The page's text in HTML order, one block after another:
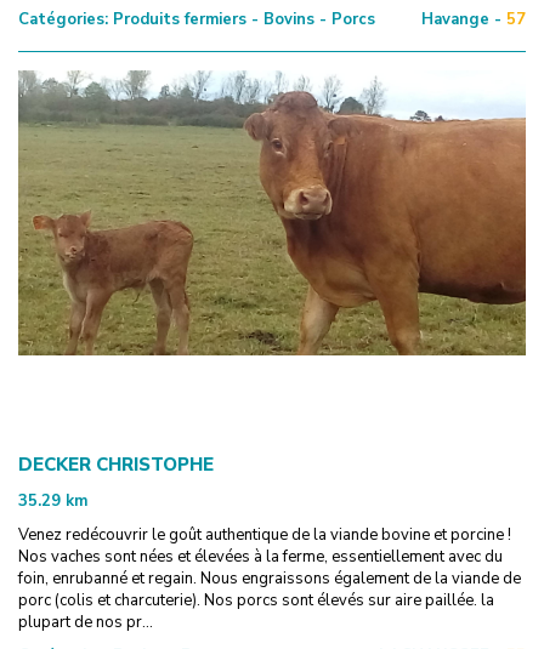
Catégories: Produits fermiers - Bovins - Porcs Havange - 57
DECKER CHRISTOPHE
35.29 km
Venez redécouvrir le goût authentique de la viande bovine et porcine !
Nos vaches sont nées et élevées à la ferme, essentiellement avec du
foin, enrubanné et regain. Nous engraissons également de la viande de
porc (colis et charcuterie). Nos porcs sont élevés sur aire paillée. la
plupart de nos pr...